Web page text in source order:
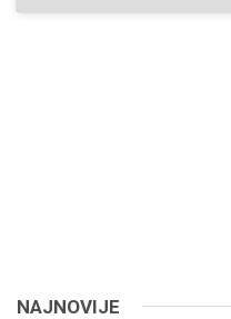
NAJNOVIJE